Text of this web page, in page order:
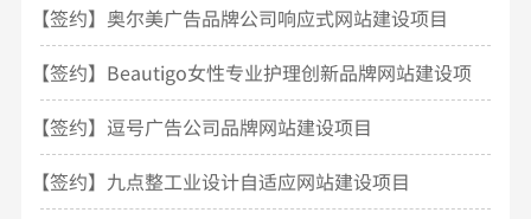
【签约】奥尔美广告品牌公司响应式网站建设项目
【签约】Beautigo女性专业护理创新品牌网站建设项
目
【签约】逗号广告公司品牌网站建设项目
【签约】九点整工业设计自适应网站建设项目